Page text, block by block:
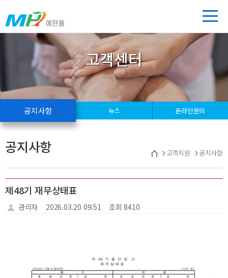
고객센터
공지사항 뉴스 온라인문의
공지사항 고객지원 공지사항
제48기 재무상태표
관리자 2026.03.20 09:51 조회 8410